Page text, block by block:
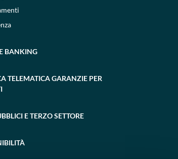
BANKING
TELEMATICA GARANZIE PER
E TERZO SETTORE